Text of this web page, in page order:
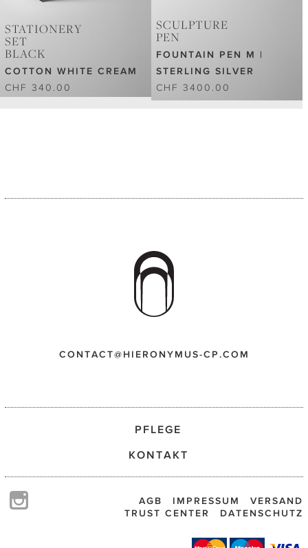
STATIONERY
SET
BLACK
COTTON WHITE CREAM
CHF 340.00
SCULPTURE
PEN
FOUNTAIN PEN M |
STERLING SILVER
CHF 3400.00
CONTACT@HIERONYMUS-CP.COM
PFLEGE
KONTAKT
VERSAND
IMPRESSUM
AGB
DATENSCHUTZ
TRUST CENTER